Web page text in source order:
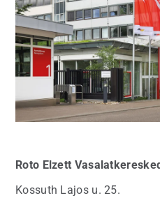
Roto Elzett
Kossuth Lajos u. 25.